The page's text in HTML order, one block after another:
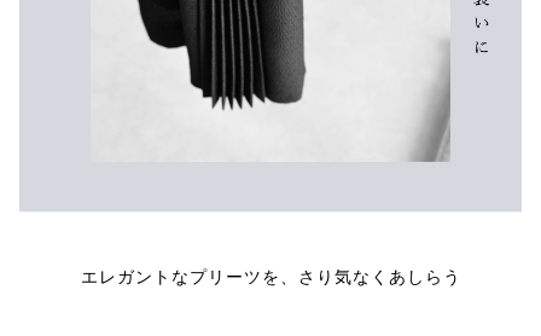
エレガントなプリーツを、さり気なくあしらう